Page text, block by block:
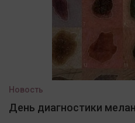
Новость
День диагностики